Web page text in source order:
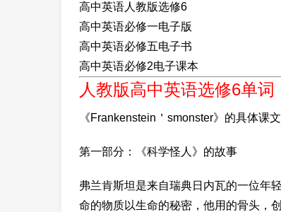
高中英语人教版选修6
高中英语必修一电子版
高中英语必修五电子书
高中英语必修2电子课本
人教版高中英语选修6单词
《Frankenstein＇smonster》的具体课
第一部分：《科学怪人》的故事
弗兰肯斯坦是来自瑞典日内瓦的一位年
命的物质以生命的秘密，他用的骨头，